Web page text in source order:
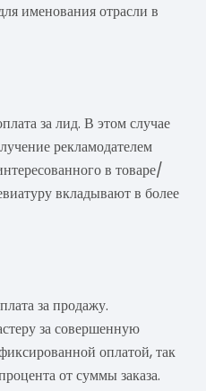
именования отрасли в
за лид. В этом случае
рекламодателем
в товаре/
вкладывают в более
за продажу.
за совершенную
оплатой, так
от суммы заказа.